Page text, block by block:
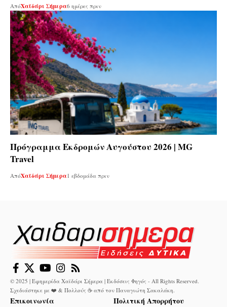
ΑπόΧαϊδάρι Σήμερα6 ημέρες πριν
Πρόγραμμα Εκδρομών Αυγούστου 2026 | MG
Travel
ΑπόΧαϊδάρι Σήμερα 1 εβδομάδα πριν
© 2025 | Εφημερίδα Χαϊδάρι Σήμερα | Εκδόσεις Φηγός - All Rights Reserved.
Σχεδιάστηκε με ❤️ & Πολλούς ☕ από τον Παναγιώτη Σακαλάκη.
Επικοινωνία
Πολιτική Απορρήτου